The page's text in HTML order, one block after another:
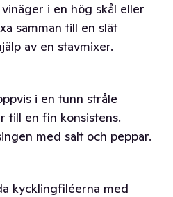
i en hög skål eller
samman till en slät
av en stavmixer.
i en tunn stråle
till en fin konsistens.
med salt och peppar.
kycklingfiléerna med